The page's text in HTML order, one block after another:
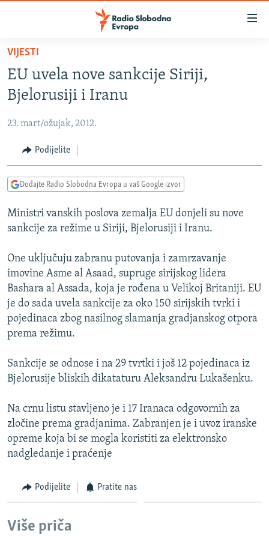
Pređite
glavni
sadržaj
Pređite
na
navigaciju
Pređite
na
BOSNA I HERCEGOVINA
SRBIJA
KOSOVO
CRNA GORA
VIDEO
FOTOGALERIJE
INFOGRAFIKE
PODCASTI
RAT U UKRAJINI
KINA NA BALKANU
RSE PRIČE IZ SVIJETA
ISPRIČAJ MI
DNEVNO@RSE
SPECIJALI RSE
GENOCID U SREBRENICI
TV LIBERTY
POST SCRIPTUM
MOJA EVROPA
NASTANAK I RASPAD JUGOSLAVIJE
PRATITE NAS
Sve RFE/RL stranice
VIJESTI
EU uvela nove sankcije Siriji,
Bjelorusiji i Iranu
23. mart/ožujak, 2012.
Podijelite
Dodajte Radio Slobodna Evropa u vaš Google izvor
Ministri vanskih poslova zemalja EU donjeli su nove
sankcije za režime u Siriji, Bjelorusiji i Iranu.
One uključuju zabranu putovanja i zamrzavanje
imovine Asme al Asaad, supruge sirijskog lidera
Bashara al Assada, koja je rođena u Velikoj Britaniji. EU
je do sada uvela sankcije za oko 150 sirijskih tvrki i
pojedinaca zbog nasilnog slamanja gradjanskog otpora
prema režimu.
Sankcije se odnose i na 29 tvrtki i još 12 pojedinaca iz
Bjelorusije bliskih dikataturu Aleksandru Lukašenku.
Na crnu listu stavljeno je i 17 Iranaca odgovornih za
zločine prema gradjanima. Zabranjen je i uvoz iranske
opreme koja bi se mogla koristiti za elektronsko
nadgledanje i praćenje
Podijelite Pratite nas
Više priča